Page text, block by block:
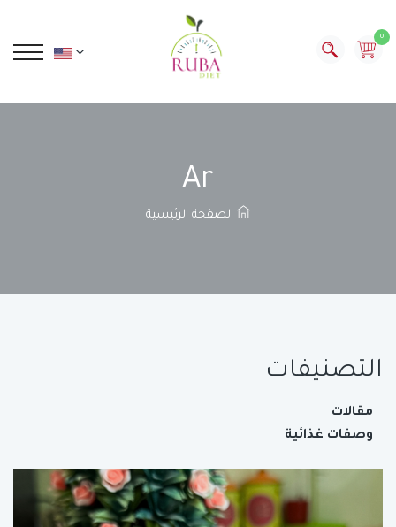
0
Ar
الصفحة الرئيسية
التصنيفات
مقالات
وصفات غذائية